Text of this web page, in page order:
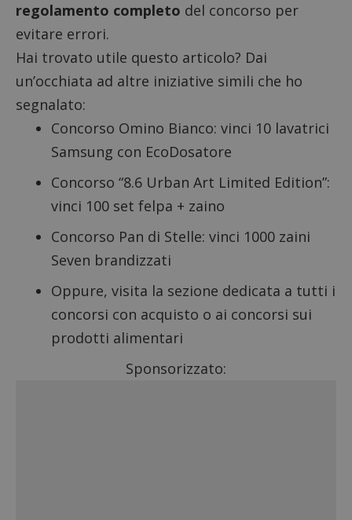
regolamento completo del concorso per
evitare errori.
Hai trovato utile questo articolo? Dai
un’occhiata ad altre iniziative simili che ho
segnalato:
Concorso Omino Bianco: vinci 10 lavatrici
Samsung con EcoDosatore
Concorso “8.6 Urban Art Limited Edition”:
vinci 100 set felpa + zaino
Concorso Pan di Stelle: vinci 1000 zaini
Seven brandizzati
Oppure, visita la sezione dedicata a tutti i
concorsi con acquisto o ai concorsi sui
prodotti alimentari
Sponsorizzato: